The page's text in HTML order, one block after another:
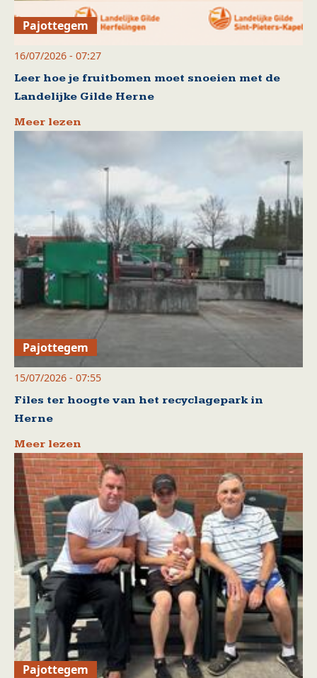
Pajottegem
16/07/2026 - 07:27
Leer hoe je fruitbomen moet snoeien met de
Landelijke Gilde Herne
Meer lezen
Pajottegem
15/07/2026 - 07:55
Files ter hoogte van het recyclagepark in
Herne
Meer lezen
Pajottegem